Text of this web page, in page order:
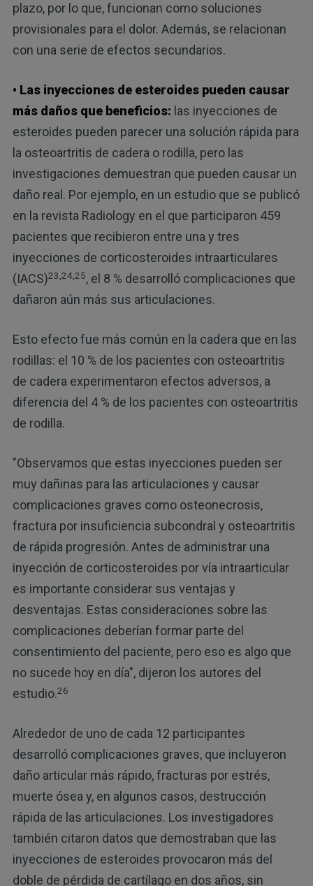
plazo, por lo que, funcionan como soluciones
provisionales para el dolor. Además, se relacionan
con una serie de efectos secundarios.
• Las inyecciones de esteroides pueden causar
más daños que beneficios: las inyecciones de
esteroides pueden parecer una solución rápida para
la osteoartritis de cadera o rodilla, pero las
investigaciones demuestran que pueden causar un
daño real. Por ejemplo, en un estudio que se publicó
en la revista Radiology en el que participaron 459
pacientes que recibieron entre una y tres
inyecciones de corticosteroides intraarticulares
(IACS)23,24,25, el 8 % desarrolló complicaciones que
dañaron aún más sus articulaciones.
Esto efecto fue más común en la cadera que en las
rodillas: el 10 % de los pacientes con osteoartritis
de cadera experimentaron efectos adversos, a
diferencia del 4 % de los pacientes con osteoartritis
de rodilla.
"Observamos que estas inyecciones pueden ser
muy dañinas para las articulaciones y causar
complicaciones graves como osteonecrosis,
fractura por insuficiencia subcondral y osteoartritis
de rápida progresión. Antes de administrar una
inyección de corticosteroides por vía intraarticular
es importante considerar sus ventajas y
desventajas. Estas consideraciones sobre las
complicaciones deberían formar parte del
consentimiento del paciente, pero eso es algo que
no sucede hoy en día", dijeron los autores del
estudio.26
Alrededor de uno de cada 12 participantes
desarrolló complicaciones graves, que incluyeron
daño articular más rápido, fracturas por estrés,
muerte ósea y, en algunos casos, destrucción
rápida de las articulaciones. Los investigadores
también citaron datos que demostraban que las
inyecciones de esteroides provocaron más del
doble de pérdida de cartílago en dos años, sin